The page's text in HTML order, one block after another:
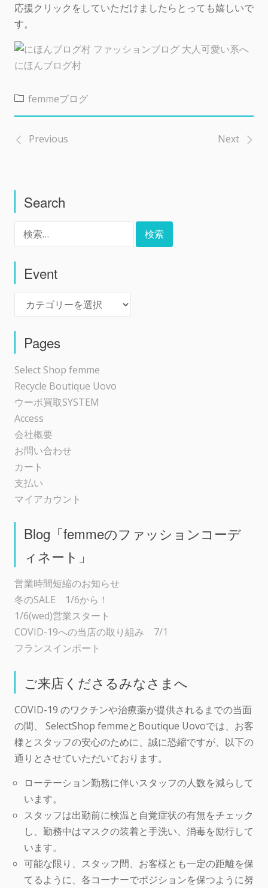
応援クリックをしていただけましたらとっても嬉しいで
す。
にほんブログ村
femmeブログ
投
ナ
ビ
ゲ
ー
シ
ョ
ン
Previous Next
Search
Event
Pages
Select Shop femme
Recycle Boutique Uovo
ウーボ買取SYSTEM
Access
会社概要
お問い合わせ
カート
支払い
マイアカウント
Blog「femmeのファッションコーデ
ィネート」
営業時間短縮のお知らせ
冬のSALE 1/6から！
1/6(wed)営業スタート
COVID-19への当店の取り組み 7/1
フランスインポート
ご来店くださるみなさまへ
COVID-19 のワクチンや治療薬が提供されるまでの当面
の間、 SelectShop femmeとBoutique Uovoでは、お客
様とスタッフの安心のために、誠に恐縮ですが、以下の
通りとさせていただいております。
ローテーション勤務に伴いスタッフの人数を減らして
います。
スタッフは出勤前に検温と自覚症状の有無をチェック
し、勤務中はマスクの装着と手洗い、消毒を励行して
います。
可能な限り、スタッフ間、お客様とも一定の距離を保
てるように、各コーナーでポジションを保つように努